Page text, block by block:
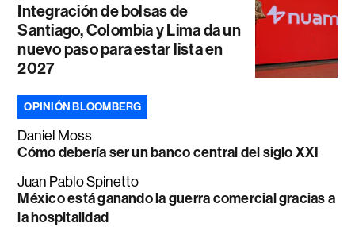
Integración de bolsas de
Santiago, Colombia y Lima da un
nuevo paso para estar lista en
2027
OPINIÓN BLOOMBERG
Daniel Moss
Cómo debería ser un banco central del siglo XXI
Juan Pablo Spinetto
México está ganando la guerra comercial gracias a
la hospitalidad